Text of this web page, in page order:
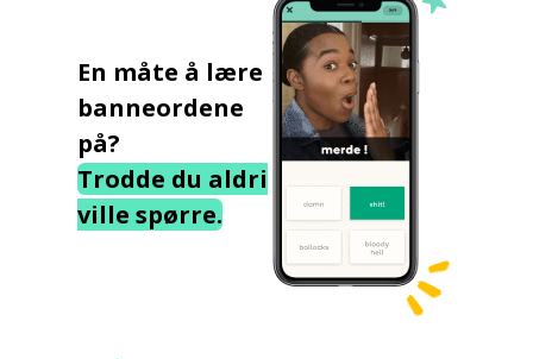
En måte å lære
banneordene
på?
Trodde du aldri
ville spørre.